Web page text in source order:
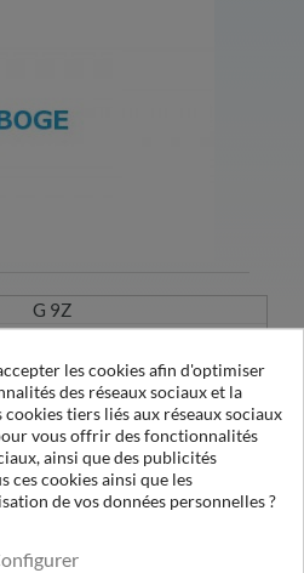
G 9Z
1/2010 Z
1
OE 12075 X1
180-200
1µ
les cookies afin d'optimiser
des réseaux sociaux et la
tiers liés aux réseaux sociaux
vous offrir des fonctionnalités
ainsi que des publicités
ces cookies ainsi que les
de vos données personnelles ?